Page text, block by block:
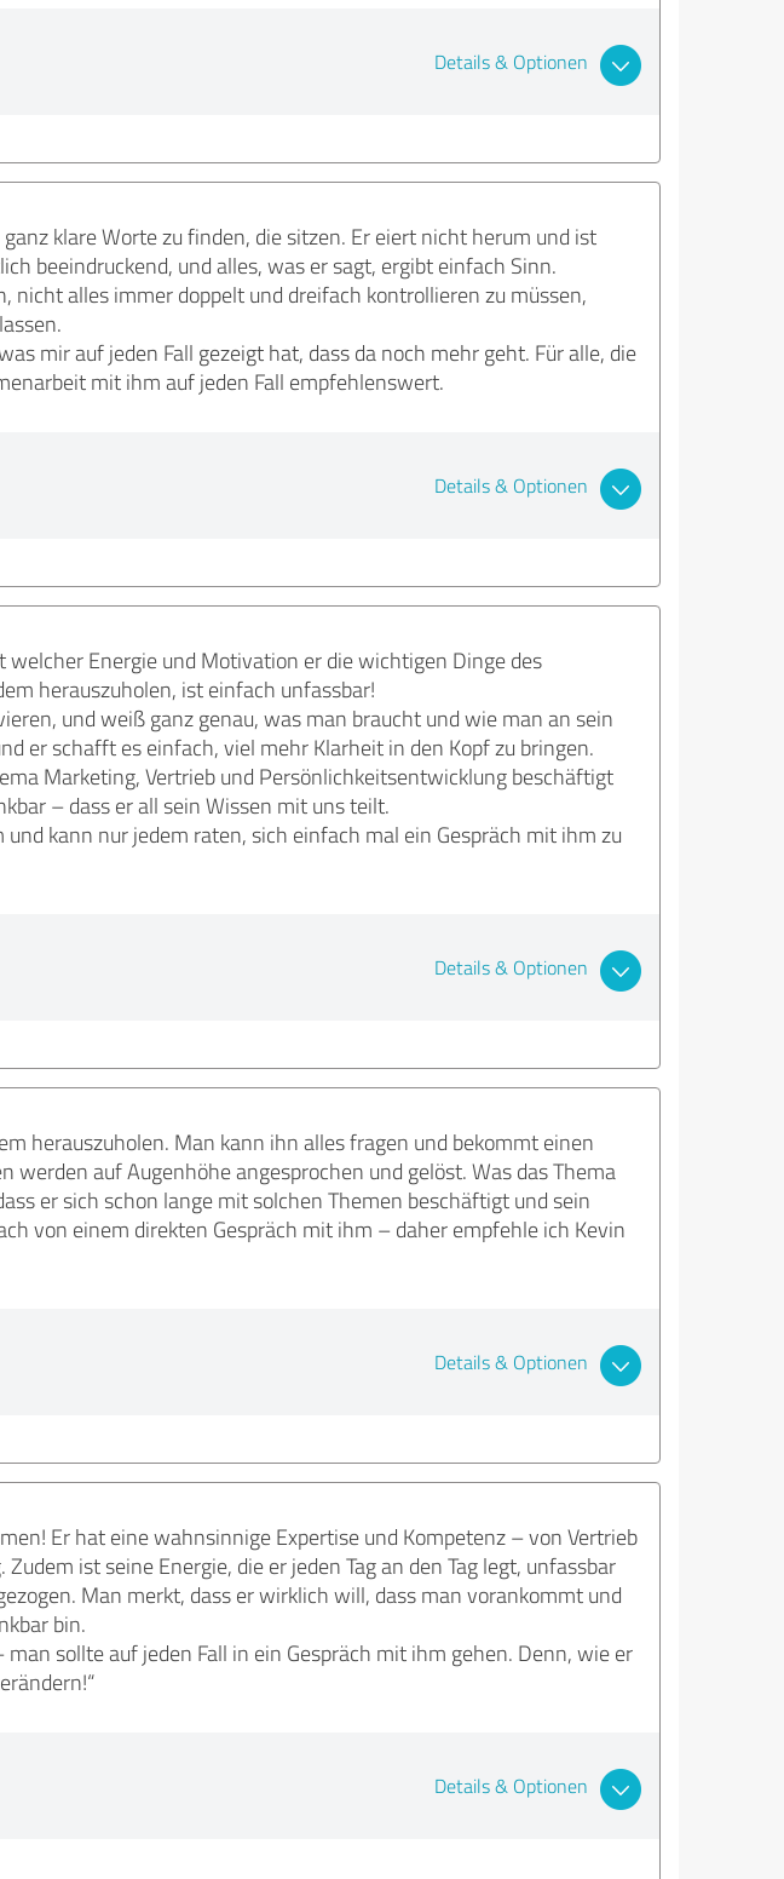
Details & Optionen
klare Worte zu finden, die sitzen. Er eiert nicht herum und ist
beeindruckend, und alles, was er sagt, ergibt einfach Sinn.
nicht alles immer doppelt und dreifach kontrollieren zu müssen,
mir auf jeden Fall gezeigt hat, dass da noch mehr geht. Für alle, die
mit ihm auf jeden Fall empfehlenswert.
Details & Optionen
Energie und Motivation er die wichtigen Dinge des
herauszuholen, ist einfach unfassbar!
und weiß ganz genau, was man braucht und wie man an sein
er schafft es einfach, viel mehr Klarheit in den Kopf zu bringen.
Marketing, Vertrieb und Persönlichkeitsentwicklung beschäftigt
– dass er all sein Wissen mit uns teilt.
kann nur jedem raten, sich einfach mal ein Gespräch mit ihm zu
Details & Optionen
herauszuholen. Man kann ihn alles fragen und bekommt einen
werden auf Augenhöhe angesprochen und gelöst. Was das Thema
er sich schon lange mit solchen Themen beschäftigt und sein
von einem direkten Gespräch mit ihm – daher empfehle ich Kevin
Details & Optionen
Er hat eine wahnsinnige Expertise und Kompetenz – von Vertrieb
ist seine Energie, die er jeden Tag an den Tag legt, unfassbar
Man merkt, dass er wirklich will, dass man vorankommt und
bin.
sollte auf jeden Fall in ein Gespräch mit ihm gehen. Denn, wie er
Details & Optionen